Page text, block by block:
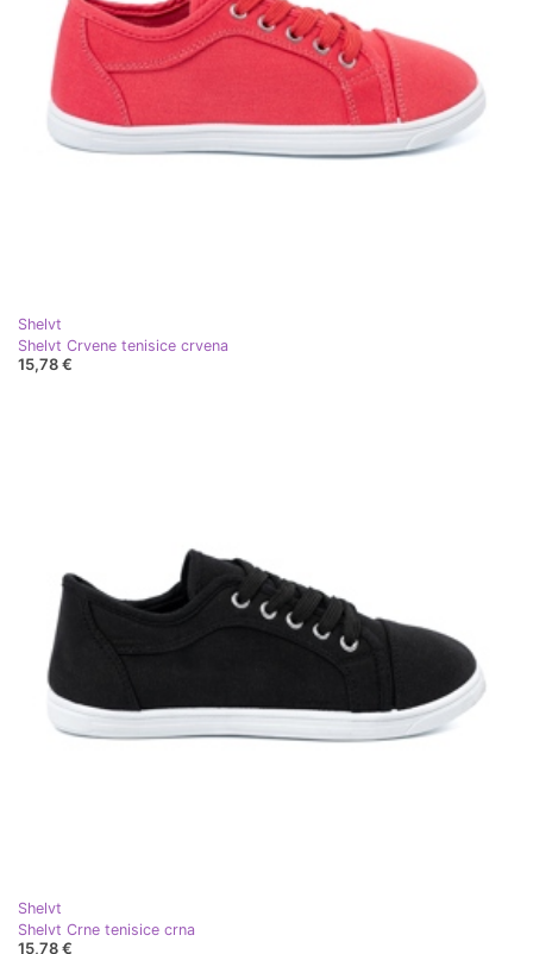
Shelvt
Shelvt Crvene tenisice crvena
15,78 €
Shelvt
Shelvt Crne tenisice crna
15,78 €